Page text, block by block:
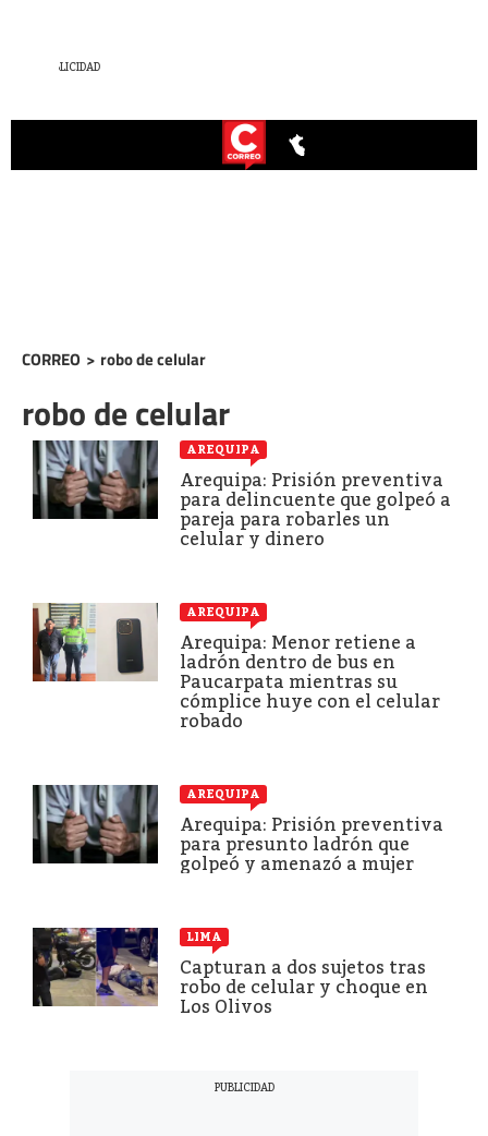
CORREO > robo de celular
robo de celular
AREQUIPA
Arequipa: Prisión preventiva
para delincuente que golpeó a
pareja para robarles un
celular y dinero
AREQUIPA
Arequipa: Menor retiene a
ladrón dentro de bus en
Paucarpata mientras su
cómplice huye con el celular
robado
AREQUIPA
Arequipa: Prisión preventiva
para presunto ladrón que
golpeó y amenazó a mujer
LIMA
Capturan a dos sujetos tras
robo de celular y choque en
Los Olivos